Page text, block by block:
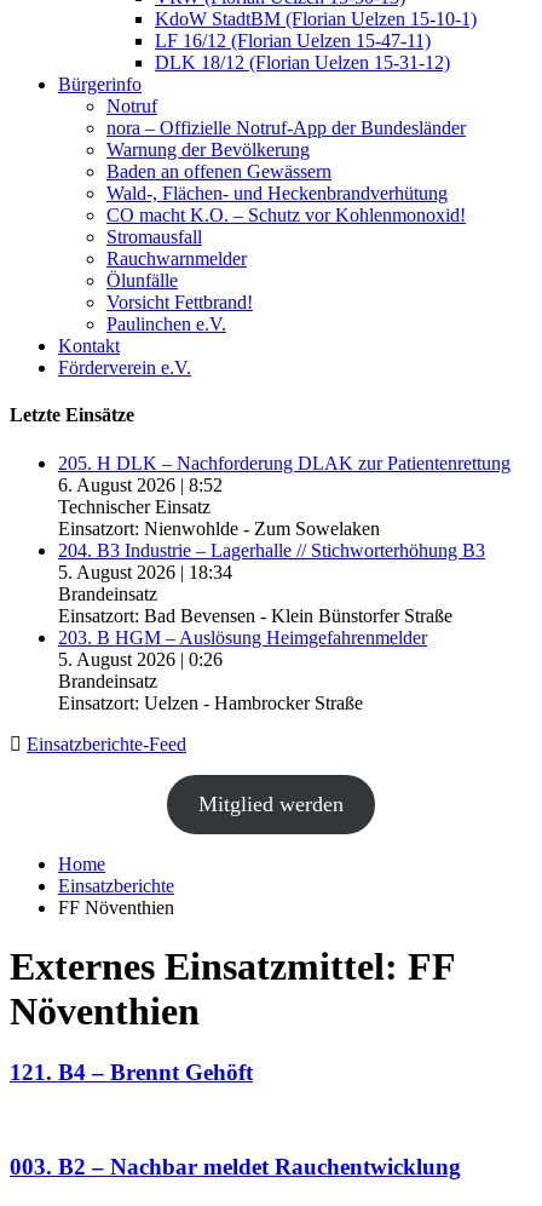
KdoW StadtBM (Florian Uelzen 15-10-1)
LF 16/12 (Florian Uelzen 15-47-11)
DLK 18/12 (Florian Uelzen 15-31-12)
Bürgerinfo
Notruf
nora – Offizielle Notruf-App der Bundesländer
Warnung der Bevölkerung
Baden an offenen Gewässern
Wald-, Flächen- und Heckenbrandverhütung
CO macht K.O. – Schutz vor Kohlenmonoxid!
Stromausfall
Rauchwarnmelder
Ölunfälle
Vorsicht Fettbrand!
Paulinchen e.V.
Kontakt
Förderverein e.V.
Letzte Einsätze
205. H DLK – Nachforderung DLAK zur Patientenrettung
6. August 2026 | 8:52
Technischer Einsatz
Einsatzort: Nienwohlde - Zum Sowelaken
204. B3 Industrie – Lagerhalle // Stichworterhöhung B3
5. August 2026 | 18:34
Brandeinsatz
Einsatzort: Bad Bevensen - Klein Bünstorfer Straße
203. B HGM – Auslösung Heimgefahrenmelder
5. August 2026 | 0:26
Brandeinsatz
Einsatzort: Uelzen - Hambrocker Straße
Einsatzberichte-Feed
Mitglied werden
Home
Einsatzberichte
FF Növenthien
Externes Einsatzmittel: FF
Növenthien
121. B4 – Brennt Gehöft
003. B2 – Nachbar meldet Rauchentwicklung